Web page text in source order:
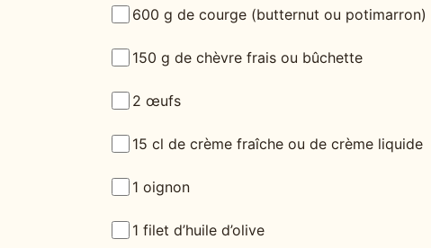
600 g de courge (butternut ou potimarron)
150 g de chèvre frais ou bûchette
2 œufs
15 cl de crème fraîche ou de crème liquide
1 oignon
1 filet d’huile d’olive